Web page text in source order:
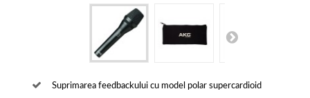
Suprimarea feedbackului cu model polar supercardioid